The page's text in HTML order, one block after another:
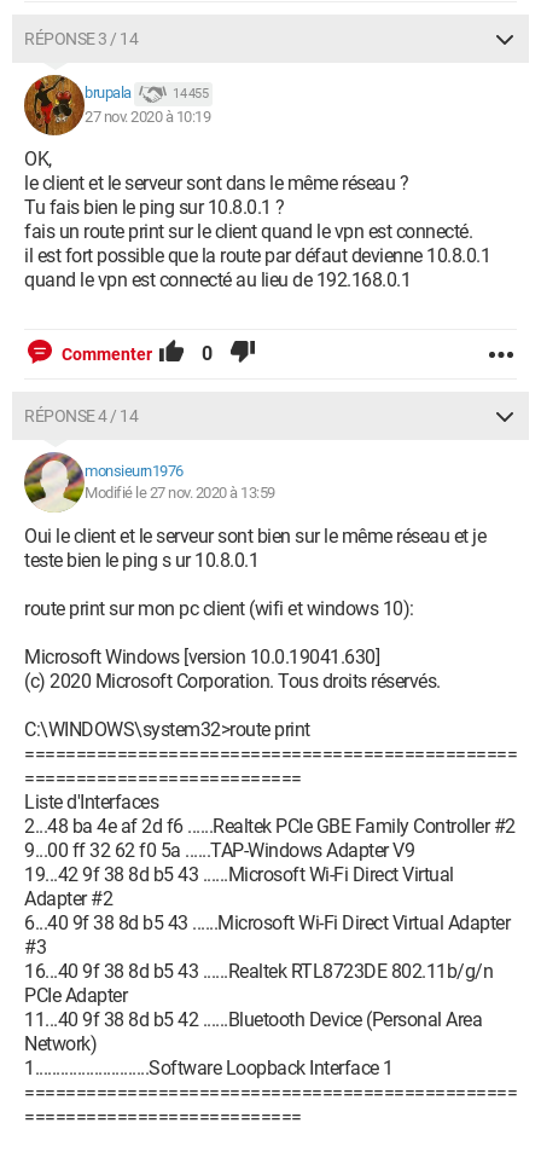
explications très simple. J'avoue être débutant en réseau.
de poser des questions ennuyeuses. D'ailleurs mes soucis
doivent venir de configuration push ou route...
Pour mieux appréhender tout cela, voici quelques infos :
Mon ip local du serveur Windows 192.168.0.55
Box SFR Numéricable
Passerelle réseau 192.168.0.1
Adresse ip assignée ServerVPN quand il y a connexion
Pare feu totalement désactivée des 2 côtés
RÉPONSE 3 / 14
brupala 14 455
27 nov. 2020 à 10:19
OK,
le client et le serveur sont dans le même réseau ?
Tu fais bien le ping sur 10.8.0.1 ?
fais un route print sur le client quand le vpn est connecté.
il est fort possible que la route par défaut devienne 10.8.0.1
quand le vpn est connecté au lieu de 192.168.0.1
Commenter 0
RÉPONSE 4 / 14
monsieurn1976
Modifié le 27 nov. 2020 à 13:59
Oui le client et le serveur sont bien sur le même réseau et je
teste bien le ping s ur 10.8.0.1
route print sur mon pc client (wifi et windows 10):
Microsoft Windows [version 10.0.19041.630]
(c) 2020 Microsoft Corporation. Tous droits réservés.
C:\WINDOWS\system32>route print
================================================
===========================
Liste d'Interfaces
2...48 ba 4e af 2d f6 ......Realtek PCIe GBE Family Controller #2
9...00 ff 32 62 f0 5a ......TAP-Windows Adapter V9
19...42 9f 38 8d b5 43 ......Microsoft Wi-Fi Direct Virtual
Adapter #2
6...40 9f 38 8d b5 43 ......Microsoft Wi-Fi Direct Virtual Adapter
#3
16...40 9f 38 8d b5 43 ......Realtek RTL8723DE 802.11b/g/n
PCIe Adapter
11...40 9f 38 8d b5 42 ......Bluetooth Device (Personal Area
Network)
1...........................Software Loopback Interface 1
================================================
===========================